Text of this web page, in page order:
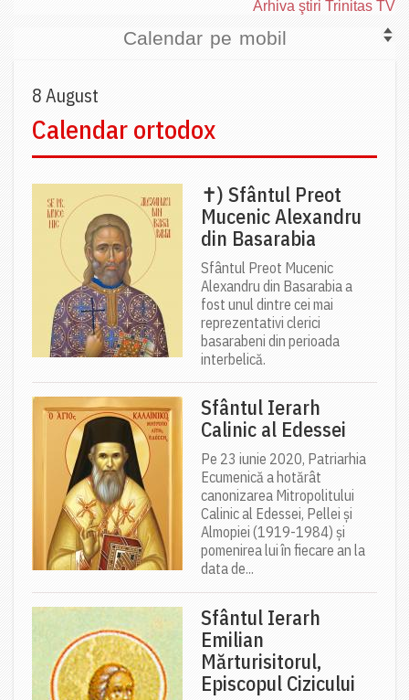
Arhiva ştiri Trinitas TV
Calendar pe mobil
8 August
Calendar ortodox
✝) Sfântul Preot
Mucenic Alexandru
din Basarabia
Sfântul Preot Mucenic
Alexandru din Basarabia a
fost unul dintre cei mai
reprezentativi clerici
basarabeni din perioada
interbelică.
Sfântul Ierarh
Calinic al Edessei
Pe 23 iunie 2020, Patriarhia
Ecumenică a hotărât
canonizarea Mitropolitului
Calinic al Edessei, Pellei și
Almopiei (1919-1984) și
pomenirea lui în fiecare an la
data de...
Sfântul Ierarh
Emilian
Mărturisitorul,
Episcopul Cizicului